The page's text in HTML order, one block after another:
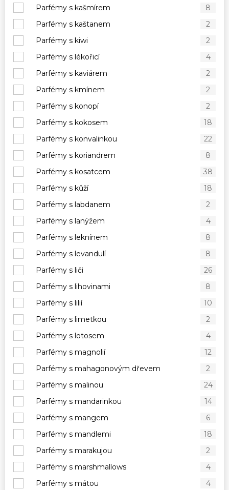
Parfémy s kašmírem
8
Parfémy s kaštanem
2
Parfémy s kiwi
2
Parfémy s lékořicí
4
Parfémy s kaviárem
2
Parfémy s kmínem
2
Parfémy s konopí
2
Parfémy s kokosem
18
Parfémy s konvalinkou
22
Parfémy s koriandrem
8
Parfémy s kosatcem
38
Parfémy s kůží
18
Parfémy s labdanem
2
Parfémy s lanýžem
4
Parfémy s leknínem
8
Parfémy s levandulí
8
Parfémy s liči
26
Parfémy s lihovinami
8
Parfémy s lilií
10
Parfémy s limetkou
2
Parfémy s lotosem
4
Parfémy s magnolií
12
Parfémy s mahagonovým dřevem
2
Parfémy s malinou
24
Parfémy s mandarinkou
14
Parfémy s mangem
6
Parfémy s mandlemi
18
Parfémy s marakujou
2
Parfémy s marshmallows
4
Parfémy s mátou
4